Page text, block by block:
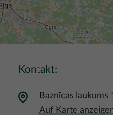
Kontakt:
Baznīcas laukums
Auf Karte